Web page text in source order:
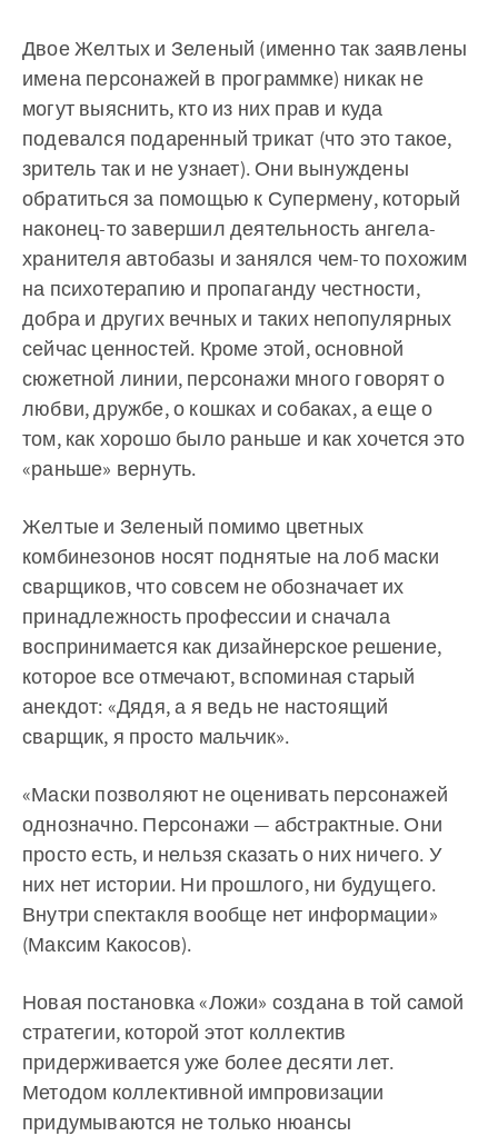
Двое Желтых и Зеленый (именно так заявлены
имена персонажей в программке) никак не
могут выяснить, кто из них прав и куда
подевался подаренный трикат (что это такое,
зритель так и не узнает). Они вынуждены
обратиться за помощью к Супермену, который
наконец-то завершил деятельность ангела-
хранителя автобазы и занялся чем-то похожим
на психотерапию и пропаганду честности,
добра и других вечных и таких непопулярных
сейчас ценностей. Кроме этой, основной
сюжетной линии, персонажи много говорят о
любви, дружбе, о кошках и собаках, а еще о
том, как хорошо было раньше и как хочется это
«раньше» вернуть.
Желтые и Зеленый помимо цветных
комбинезонов носят поднятые на лоб маски
сварщиков, что совсем не обозначает их
принадлежность профессии и сначала
воспринимается как дизайнерское решение,
которое все отмечают, вспоминая старый
анекдот: «Дядя, а я ведь не настоящий
сварщик, я просто мальчик».
«Маски позволяют не оценивать персонажей
однозначно. Персонажи — абстрактные. Они
просто есть, и нельзя сказать о них ничего. У
них нет истории. Ни прошлого, ни будущего.
Внутри спектакля вообще нет информации»
(Максим Какосов).
Новая постановка «Ложи» создана в той самой
стратегии, которой этот коллектив
придерживается уже более десяти лет.
Методом коллективной импровизации
придумываются не только нюансы